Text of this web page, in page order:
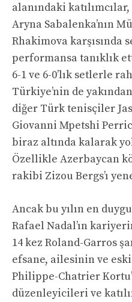
alanındaki
Aryna Sabalenka’nın
Rhakimova karşısında
performansa tanıklık
6-1 ve 6-0’lık setlerle
Türkiye’nin de
diğer Türk tenisçiler
Giovanni Mpetshi
biraz altında kalarak
Özellikle Azerbaycan
rakibi Zizou Bergs’ı
Ancak bu yılın en
Rafael Nadal’ın
14 kez Roland-Garros
efsane, ailesinin ve
Philippe-Chatrier
düzenleyicileri ve